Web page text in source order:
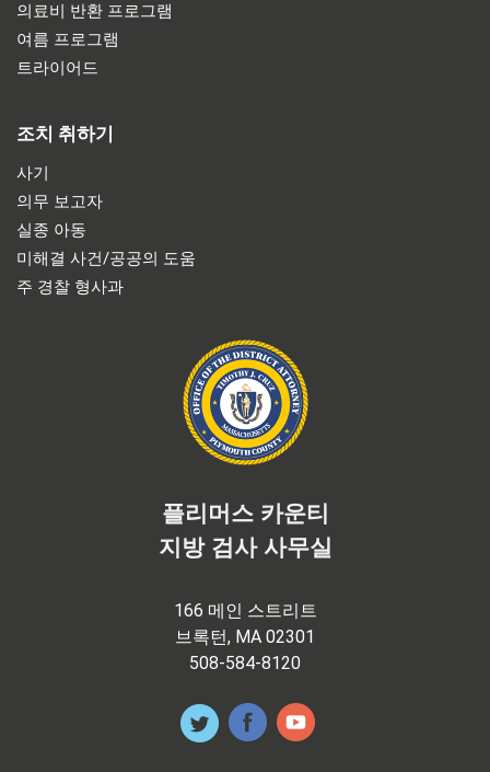
의료비 반환 프로그램
여름 프로그램
트라이어드
조치 취하기
사기
의무 보고자
실종 아동
미해결 사건/공공의 도움
주 경찰 형사과
플리머스 카운티
지방 검사 사무실
166 메인 스트리트
브록턴, MA 02301
508-584-8120